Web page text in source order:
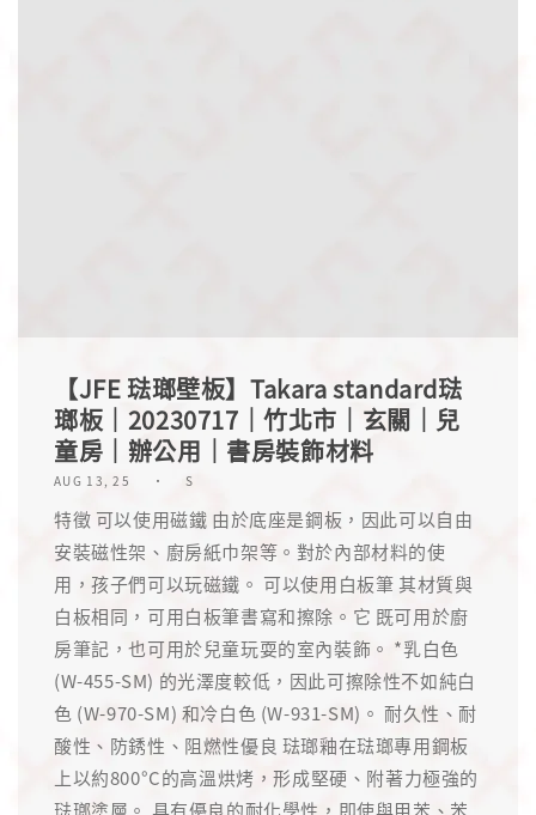
【JFE 琺瑯壁板】Takara standard琺
瑯板｜20230717｜竹北市｜玄關｜兒
童房｜辦公用｜書房裝飾材料
AUG 13, 25 S
特徵 可以使用磁鐵 由於底座是鋼板，因此可以自由
安裝磁性架、廚房紙巾架等。對於內部材料的使
用，孩子們可以玩磁鐵。 可以使用白板筆 其材質與
白板相同，可用白板筆書寫和擦除。它 既可用於廚
房筆記，也可用於兒童玩耍的室內裝飾。 *乳白色
(W-455-SM) 的光澤度較低，因此可擦除性不如純白
色 (W-970-SM) 和冷白色 (W-931-SM)。 耐久性、耐
酸性、防銹性、阻燃性優良 琺瑯釉在琺瑯專用鋼板
上以約800°C的高溫烘烤，形成堅硬、附著力極強的
琺瑯塗層。 具有優良的耐化學性，即使與甲苯、苯